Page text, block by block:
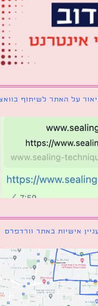
האתר לשיתוף בוואצאפ
באתר וורדפרס